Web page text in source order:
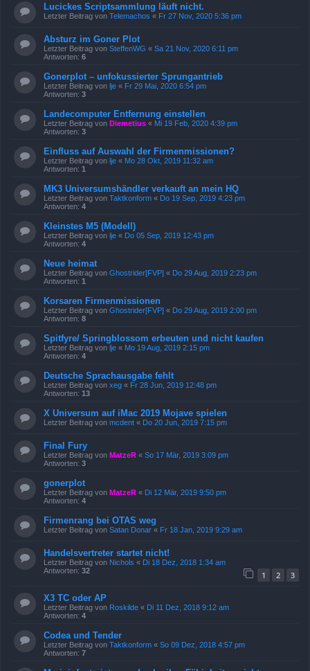
Lucickes Scriptsammlung läuft nicht.
Letzter Beitrag von Telemachos « Fr 27 Nov, 2020 5:36 pm
Absturz im Goner Plot
Letzter Beitrag von SteffenWG « Sa 21 Nov, 2020 6:11 pm
Antworten: 6
Gonerplot – unfokussierter Sprungantrieb
Letzter Beitrag von lje « Fr 29 Mai, 2020 6:54 pm
Antworten: 3
Landecomputer Entfernung einstellen
Letzter Beitrag von Diemetius « Mi 19 Feb, 2020 4:39 pm
Antworten: 3
Einfluss auf Auswahl der Firmenmissionen?
Letzter Beitrag von lje « Mo 28 Okt, 2019 11:32 am
Antworten: 1
MK3 Universumshändler verkauft an mein HQ
Letzter Beitrag von Taktkonform « Do 19 Sep, 2019 4:23 pm
Antworten: 4
Kleinstes M5 (Modell)
Letzter Beitrag von lje « Do 05 Sep, 2019 12:43 pm
Antworten: 4
Neue heimat
Letzter Beitrag von Ghostrider[FVP] « Do 29 Aug, 2019 2:23 pm
Antworten: 1
Korsaren Firmenmissionen
Letzter Beitrag von Ghostrider[FVP] « Do 29 Aug, 2019 2:00 pm
Antworten: 8
Spitfyre/ Springblossom erbeuten und nicht kaufen
Letzter Beitrag von lje « Mo 19 Aug, 2019 2:15 pm
Antworten: 4
Deutsche Sprachausgabe fehlt
Letzter Beitrag von xeg « Fr 28 Jun, 2019 12:48 pm
Antworten: 13
X Universum auf iMac 2019 Mojave spielen
Letzter Beitrag von mcdent « Do 20 Jun, 2019 7:15 pm
Final Fury
Letzter Beitrag von MatzeR « So 17 Mär, 2019 3:09 pm
Antworten: 3
gonerplot
Letzter Beitrag von MatzeR « Di 12 Mär, 2019 9:50 pm
Antworten: 4
Firmenrang bei OTAS weg
Letzter Beitrag von Satan Donar « Fr 18 Jan, 2019 9:29 am
Handelsvertreter startet nicht!
Letzter Beitrag von Nichols « Di 18 Dez, 2018 1:34 am
Antworten: 32 1 2 3
X3 TC oder AP
Letzter Beitrag von Roskilde « Di 11 Dez, 2018 9:12 am
Antworten: 4
Codea und Tender
Letzter Beitrag von Taktkonform « So 09 Dez, 2018 4:57 pm
Antworten: 7